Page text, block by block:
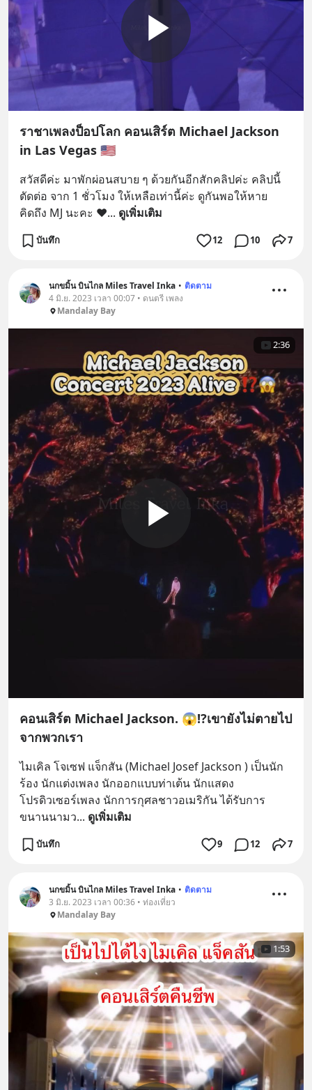
ราชาเพลงป็อปโลก คอนเสิร์ต Michael Jackson
in Las Vegas 🇺🇸
สวัสดีค่ะ มาพักผ่อนสบาย ๆ ด้วยกันอีกสักคลิปค่ะ คลิปนี้
ตัดต่อ จาก 1 ชั่วโมง ให้เหลือเท่านี้ค่ะ ดูกันพอให้หาย
คิดถึง MJ นะคะ ❤️... ดูเพิ่มเติม
บันทึก 12 10 7
นกขมิ้น บินไกล Miles Travel Inka • ติดตาม
4 มิ.ย. 2023 เวลา 00:07 • ดนตรี เพลง
Mandalay Bay
2:36
คอนเสิร์ต Michael Jackson. 😱⁉️เขายังไม่ตายไป
จากพวกเรา
ไมเคิล โจเซฟ แจ็กสัน (Michael Josef Jackson ) เป็นนัก
ร้อง นักแต่งเพลง นักออกแบบท่าเต้น นักแสดง
โปรดิวเซอร์เพลง นักการกุศลชาวอเมริกัน ได้รับการ
ขนานนามว... ดูเพิ่มเติม
บันทึก 9 12 7
นกขมิ้น บินไกล Miles Travel Inka • ติดตาม
3 มิ.ย. 2023 เวลา 00:36 • ท่องเที่ยว
Mandalay Bay
1:53